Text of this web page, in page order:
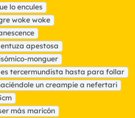
lo encules
woke woke
apestosa
monguer
tercermundista hasta para follar
un creampie a nefertari
más maricón